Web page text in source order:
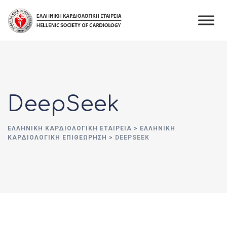
content
DeepSeek
ΕΛΛΗΝΙΚΉ ΚΑΡΔΙΟΛΟΓΙΚΉ ΕΤΑΙΡΕΊΑ > ΕΛΛΗΝΙΚΗ
ΚΑΡΔΙΟΛΟΓΙΚΗ ΕΠΙΘΕΩΡΗΣΗ > DEEPSEEK